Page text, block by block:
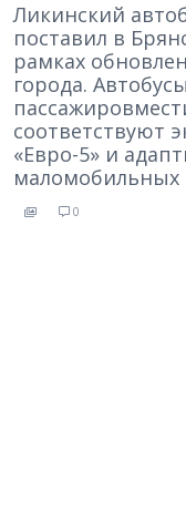
Ликинский
поставил в
рамках
города.
соответствуют
«Евро-5» и
маломобильных
0